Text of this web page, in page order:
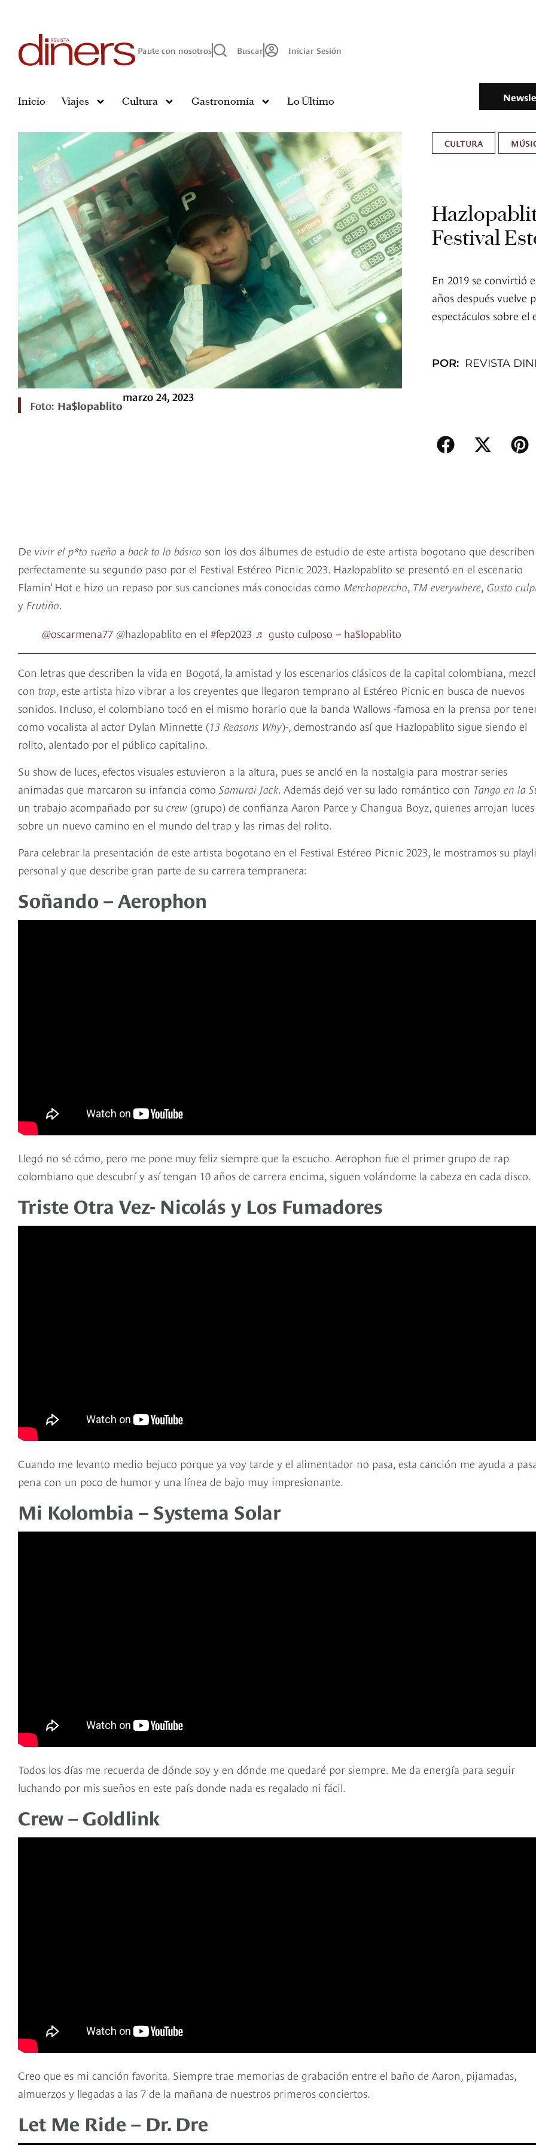
Paute con nosotros Buscar Iniciar Sesión
Inicio Viajes Cultura Gastronomía Lo Último
Foto: Ha$lopablito
marzo 24, 2023
CULTURA
Festival
En 2019 se convirtió
años después vuelve
espectáculos sobre el
POR: REVISTA
De vivir el p*to sueño a back to lo básico son los dos álbumes de estudio de este artista bogotano que describen
perfectamente su segundo paso por el Festival Estéreo Picnic 2023. Hazlopablito se presentó en el escenario
Flamin’ Hot e hizo un repaso por sus canciones más conocidas como Merchopercho, TM everywhere, Gusto
y Frutiño.
@oscarmena77 @hazlopablito en el #fep2023 ♬ gusto culposo – ha$lopablito
Con letras que describen la vida en Bogotá, la amistad y los escenarios clásicos de la capital colombiana,
con trap, este artista hizo vibrar a los creyentes que llegaron temprano al Estéreo Picnic en busca de nuevos
sonidos. Incluso, el colombiano tocó en el mismo horario que la banda Wallows -famosa en la prensa por
como vocalista al actor Dylan Minnette (13 Reasons Why)-, demostrando así que Hazlopablito sigue siendo el
rolito, alentado por el público capitalino.
Su show de luces, efectos visuales estuvieron a la altura, pues se ancló en la nostalgia para mostrar series
animadas que marcaron su infancia como Samurai Jack. Además dejó ver su lado romántico con Tango en la
un trabajo acompañado por su crew (grupo) de confianza Aaron Parce y Changua Boyz, quienes arrojan luces
sobre un nuevo camino en el mundo del trap y las rimas del rolito.
Para celebrar la presentación de este artista bogotano en el Festival Estéreo Picnic 2023, le mostramos su
personal y que describe gran parte de su carrera tempranera:
Soñando – Aerophon
Llegó no sé cómo, pero me pone muy feliz siempre que la escucho. Aerophon fue el primer grupo de rap
colombiano que descubrí y así tengan 10 años de carrera encima, siguen volándome la cabeza en cada disco.
Triste Otra Vez- Nicolás y Los Fumadores
Cuando me levanto medio bejuco porque ya voy tarde y el alimentador no pasa, esta canción me ayuda a
pena con un poco de humor y una línea de bajo muy impresionante.
Mi Kolombia – Systema Solar
Todos los días me recuerda de dónde soy y en dónde me quedaré por siempre. Me da energía para seguir
luchando por mis sueños en este país donde nada es regalado ni fácil.
Crew – Goldlink
Creo que es mi canción favorita. Siempre trae memorias de grabación entre el baño de Aaron, pijamadas,
almuerzos y llegadas a las 7 de la mañana de nuestros primeros conciertos.
Let Me Ride – Dr. Dre